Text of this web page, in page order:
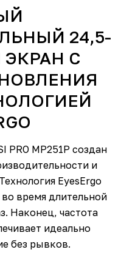
24,5-
С
MP251P создан
и
EyesErgo
во время длительной
Наконец, частота
идеально
без рывков.